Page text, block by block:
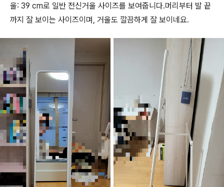
울: 39 cm로 일반 전신거울 사이즈를 보여줍니다.머리부터 발 끝
까지 잘 보이는 사이즈이며, 거울도 깔끔하게 잘 보이네요.